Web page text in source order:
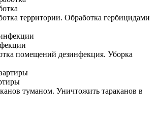
территории. Обработка гербицидами
помещений дезинфекция. Уборка
туманом. Уничтожить тараканов в